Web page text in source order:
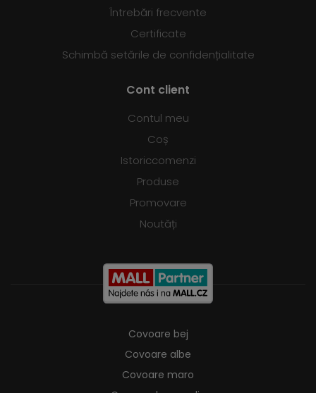
Întrebări frecvente
Certificate
Schimbă setările de confidențialitate
Cont client
Contul meu
Coș
Istoriccomenzi
Produse
Promovare
Noutăți
Covoare bej
Covoare albe
Covoare maro